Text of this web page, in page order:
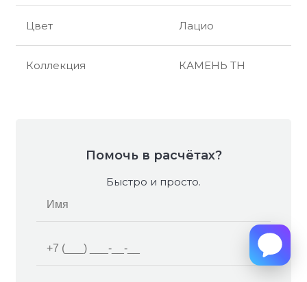
Цвет Лацио
Коллекция КАМЕНЬ ТН
Помочь в расчётах?
Быстро и просто.